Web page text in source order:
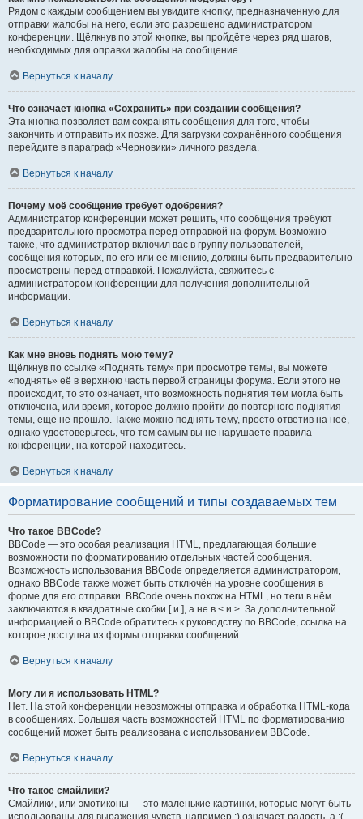
Рядом с каждым сообщением вы увидите кнопку, предназначенную для
отправки жалобы на него, если это разрешено администратором
конференции. Щёлкнув по этой кнопке, вы пройдёте через ряд шагов,
необходимых для оправки жалобы на сообщение.
Вернуться к началу
Что означает кнопка «Сохранить» при создании сообщения?
Эта кнопка позволяет вам сохранять сообщения для того, чтобы
закончить и отправить их позже. Для загрузки сохранённого сообщения
перейдите в параграф «Черновики» личного раздела.
Вернуться к началу
Почему моё сообщение требует одобрения?
Администратор конференции может решить, что сообщения требуют
предварительного просмотра перед отправкой на форум. Возможно
также, что администратор включил вас в группу пользователей,
сообщения которых, по его или её мнению, должны быть предварительно
просмотрены перед отправкой. Пожалуйста, свяжитесь с
администратором конференции для получения дополнительной
информации.
Вернуться к началу
Как мне вновь поднять мою тему?
Щёлкнув по ссылке «Поднять тему» при просмотре темы, вы можете
«поднять» её в верхнюю часть первой страницы форума. Если этого не
происходит, то это означает, что возможность поднятия тем могла быть
отключена, или время, которое должно пройти до повторного поднятия
темы, ещё не прошло. Также можно поднять тему, просто ответив на неё,
однако удостоверьтесь, что тем самым вы не нарушаете правила
конференции, на которой находитесь.
Вернуться к началу
Форматирование сообщений и типы создаваемых тем
Что такое BBCode?
BBCode — это особая реализация HTML, предлагающая большие
возможности по форматированию отдельных частей сообщения.
Возможность использования BBCode определяется администратором,
однако BBCode также может быть отключён на уровне сообщения в
форме для его отправки. BBCode очень похож на HTML, но теги в нём
заключаются в квадратные скобки [ и ], а не в < и >. За дополнительной
информацией о BBCode обратитесь к руководству по BBCode, ссылка на
которое доступна из формы отправки сообщений.
Вернуться к началу
Могу ли я использовать HTML?
Нет. На этой конференции невозможны отправка и обработка HTML-кода
в сообщениях. Большая часть возможностей HTML по форматированию
сообщений может быть реализована с использованием BBCode.
Вернуться к началу
Что такое смайлики?
Смайлики, или эмотиконы — это маленькие картинки, которые могут быть
использованы для выражения чувств, например :) означает радость, а :(